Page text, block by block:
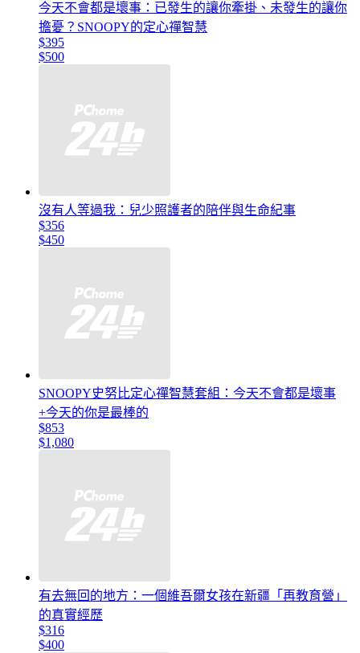
今天不會都是壞事：已發生的讓你牽掛、未發生的讓你
擔憂？SNOOPY的定心禪智慧
$395
$500
沒有人等過我：兒少照護者的陪伴與生命紀事
$356
$450
SNOOPY史努比定心禪智慧套組：今天不會都是壞事
+今天的你是最棒的
$853
$1,080
有去無回的地方：一個維吾爾女孩在新疆「再教育營」
的真實經歷
$316
$400